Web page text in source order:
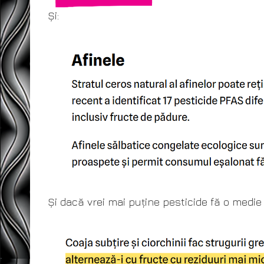
Și:
Și dacă vrei mai puține pesticide fă o medie